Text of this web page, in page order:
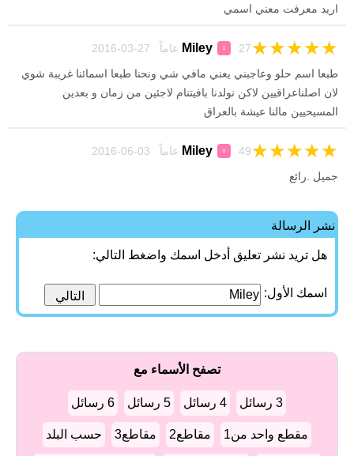
اريد معرفت معني اسمي
Miley ♀ 27 عاماً 27-03-2016 ★
★
★
★
★
طبعا اسم حلو وعاجبني يعني مافي شي ونحنا طبعا اسمائنا غريبة شوي
لان اصلناعراقيين لاكن نولدنا بافيتنام لاجئين من زمان و بعدين
المسيحيين مالنا عيشة بالعراق
Miley ♀ 49 عاماً 03-06-2016 ★
★
★
★
★
جميل .رائع
نشر الرسالة
هل تريد نشر تعليق أدخل اسمك واضغط التالي:
اسمك الأول:
تصفح الأسماء مع
3 رسائل 4 رسائل 5 رسائل 6 رسائل
مقطع واحد من1 مقاطع2 مقاطع3 حسب البلد